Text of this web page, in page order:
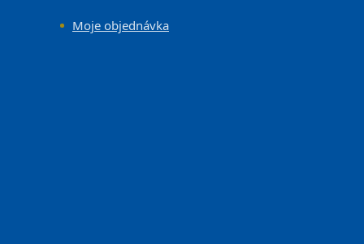
Moje objednávka